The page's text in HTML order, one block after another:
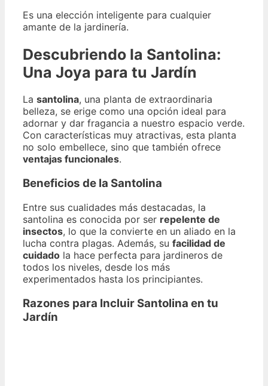
Es una elección inteligente para cualquier
amante de la jardinería.
Descubriendo la Santolina:
Una Joya para tu Jardín
La santolina, una planta de extraordinaria
belleza, se erige como una opción ideal para
adornar y dar fragancia a nuestro espacio verde.
Con características muy atractivas, esta planta
no solo embellece, sino que también ofrece
ventajas funcionales.
Beneficios de la Santolina
Entre sus cualidades más destacadas, la
santolina es conocida por ser repelente de
insectos, lo que la convierte en un aliado en la
lucha contra plagas. Además, su facilidad de
cuidado la hace perfecta para jardineros de
todos los niveles, desde los más
experimentados hasta los principiantes.
Razones para Incluir Santolina en tu
Jardín